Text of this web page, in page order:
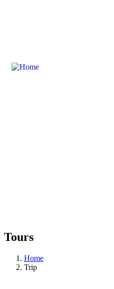
Tours
Home
Trip